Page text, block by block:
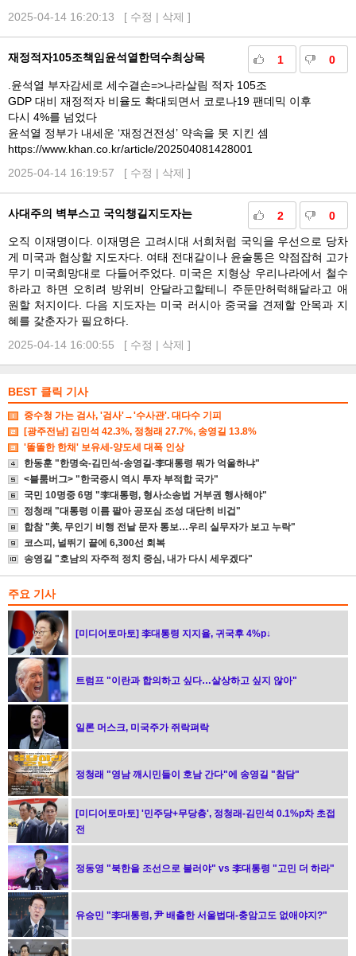
2025-04-14 16:20:13 [ 수정 | 삭제 ]
1 0
재정적자105조책임윤석열한덕수최상목
.윤석열 부자감세로 세수결손=>나라살림 적자 105조
GDP 대비 재정적자 비율도 확대되면서 코로나19 팬데믹 이후
다시 4%를 넘었다
윤석열 정부가 내세운 ‘재정건전성’ 약속을 못 지킨 셈
https://www.khan.co.kr/article/202504081428001
2025-04-14 16:19:57 [ 수정 | 삭제 ]
2 0
사대주의 벽부스고 국익챙길지도자는
오직 이재명이다. 이재명은 고려시대 서희처럼 국익을 우선으로 당차
게 미국과 협상할 지도자다. 여태 전대갈이나 윤술통은 약점잡혀 고가
무기 미국희망대로 다들어주었다. 미국은 지형상 우리나라에서 철수
하라고 하면 오히려 방위비 안달라고할테니 주둔만허럭해달라고 애
원할 처지이다. 다음 지도자는 미국 러시아 중국을 견제할 안목과 지
혜를 갗춘자가 필요하다.
2025-04-14 16:00:55 [ 수정 | 삭제 ]
BEST 클릭 기사
중수청 가는 검사, '검사'→'수사관'. 대다수 기피
[광주전남] 김민석 42.3%, 정청래 27.7%, 송영길 13.8%
'똘똘한 한채' 보유세-양도세 대폭 인상
한동훈 "한명숙-김민석-송영길-李대통령 뭐가 억울하냐"
<블룸버그> "한국증시 역시 투자 부적합 국가"
국민 10명중 6명 "李대통령, 형사소송법 거부권 행사해야"
정청래 "대통령 이름 팔아 공포심 조성 대단히 비겁"
합참 "美, 무인기 비행 전날 문자 통보…우리 실무자가 보고 누락"
코스피, 널뛰기 끝에 6,300선 회복
송영길 "호남의 자주적 정치 중심, 내가 다시 세우겠다"
주요 기사
[미디어토마토] 李대통령 지지율, 귀국후 4%p↓
트럼프 "이란과 합의하고 싶다…살상하고 싶지 않아"
일론 머스크, 미국주가 쥐락펴락
정청래 "영남 깨시민들이 호남 간다"에 송영길 "참담"
[미디어토마토] '민주당+무당층', 정청래-김민석 0.1%p차 초접
전
정동영 "북한을 조선으로 불러야" vs 李대통령 "고민 더 하라"
유승민 "李대통령, 尹 배출한 서울법대-충암고도 없애야지?"